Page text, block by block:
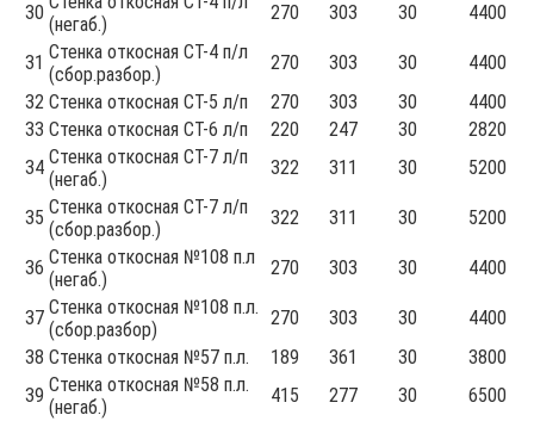
30
(негаб.)
270 303 30 4400
31 Стенка откосная СТ-4 п/л
(сбор.разбор.)
270 303 30
4400
32 Стенка откосная СТ-5 л/п 270 303 30
4400
33 Стенка откосная СТ-6 л/п 220 247 30
2820
34 Стенка откосная СТ-7 л/п
(негаб.)
322 311 30 5200
35 Стенка откосная СТ-7 л/п
(сбор.разбор.)
322 311 30 5200
36 Стенка откосная №108 п.л
(негаб.)
270 303 30 4400
37 Стенка откосная №108 п.л.
(сбор.разбор)
270 303 30
4400
38 Стенка откосная №57 п.л. 189 361 30
3800
39 Стенка откосная №58 п.л.
(негаб.)
415 277 30 6500